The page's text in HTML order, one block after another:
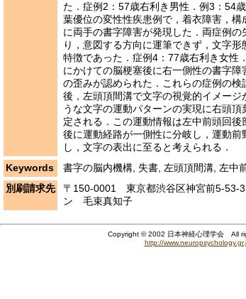
た．症例2：57歳右利き男性．例3：54
葉優位の変性性疾患例で，着衣障害，構
に両手の書字障害が発現した．両症例
り，意図する方向に運筆できず，文字
特徴であった．症例4：77歳右利き女性
にかけての脳梗塞後に右一側性の書字
の歪みが認められた．これらの症例の
後，左頭頂間溝で文字の視覚的イメージ
うな文字の運動パターンの実現に右頭
定される．この運動情報は左中前頭回
後に運動経路が一側性に分岐し，運動
し，文字の表出に至ると考えられる．
Keywords
書字の脳内機構, 失書, 左頭頂間溝, 左中
別刷請求先
〒150-0001 東京都渋谷区神宮前5-53-
ン 毛束真知子
Copyright © 2002 日本神経心理学会 All
http://